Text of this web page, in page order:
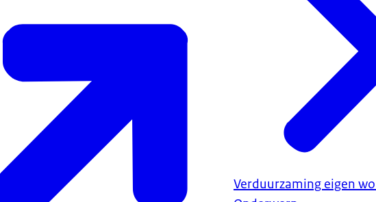
Verduurzaming eigen